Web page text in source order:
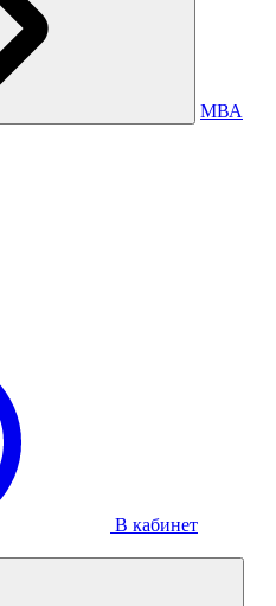
МВА
В кабинет